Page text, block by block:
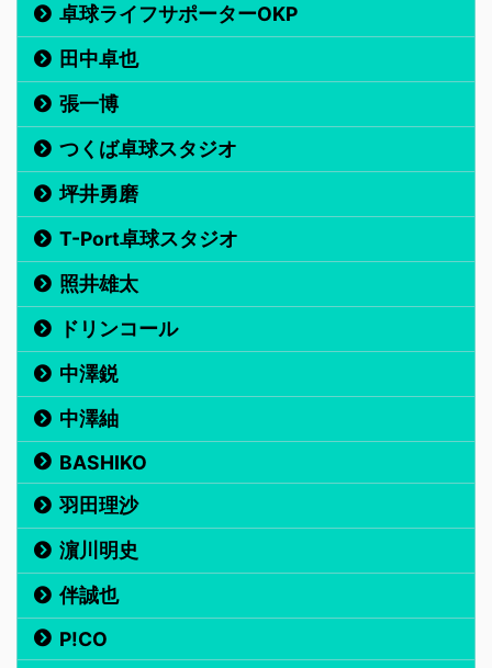
卓球ライフサポーターOKP
田中卓也
張一博
つくば卓球スタジオ
坪井勇磨
T-Port卓球スタジオ
照井雄太
ドリンコール
中澤鋭
中澤紬
BASHIKO
羽田理沙
濵川明史
伴誠也
P!CO